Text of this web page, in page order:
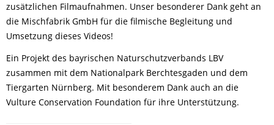
zusätzlichen Filmaufnahmen. Unser besonderer Dank geht an
die Mischfabrik GmbH für die filmische Begleitung und
Umsetzung dieses Videos!
Ein Projekt des bayrischen Naturschutzverbands LBV
zusammen mit dem Nationalpark Berchtesgaden und dem
Tiergarten Nürnberg. Mit besonderem Dank auch an die
Vulture Conservation Foundation für ihre Unterstützung.